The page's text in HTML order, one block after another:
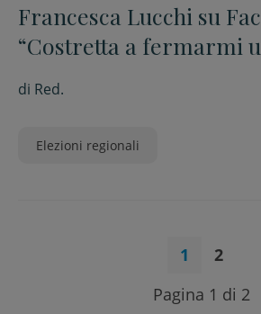
Francesca Lucchi su
“Costretta a fermarmi
di Red.
Elezioni regionali
1
2
Pagina 1 di 2